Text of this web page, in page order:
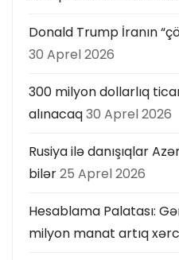
Donald Trump İranın
30 Aprel 2026
300 milyon dollarlıq
alınacaq30 Aprel 2026
Rusiya ilə danışıqlar
bilər25 Aprel 2026
Hesablama Palatası:
milyon manat artıq